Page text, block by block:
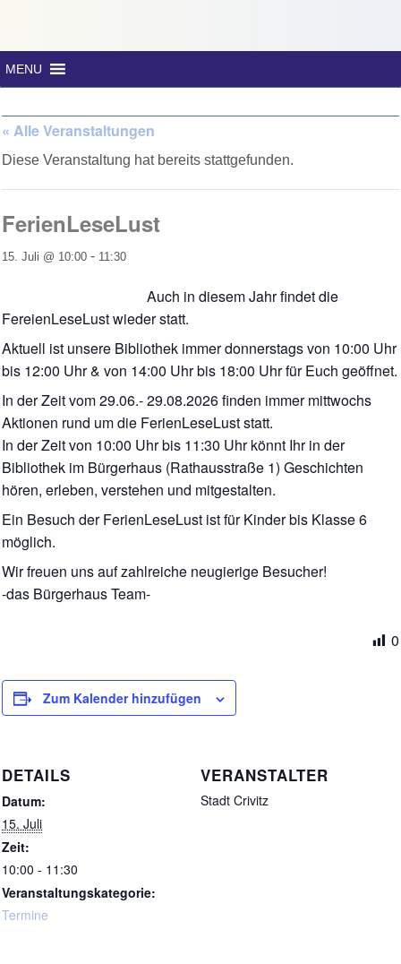
MENU
« Alle Veranstaltungen
Diese Veranstaltung hat bereits stattgefunden.
FerienLeseLust
15. Juli @ 10:00 - 11:30
Auch in diesem Jahr findet die
FereienLeseLust wieder statt.
Aktuell ist unsere Bibliothek immer donnerstags von 10:00 Uhr
bis 12:00 Uhr & von 14:00 Uhr bis 18:00 Uhr für Euch geöffnet.
In der Zeit vom 29.06.- 29.08.2026 finden immer mittwochs
Aktionen rund um die FerienLeseLust statt.
In der Zeit von 10:00 Uhr bis 11:30 Uhr könnt Ihr in der
Bibliothek im Bürgerhaus (Rathausstraße 1) Geschichten
hören, erleben, verstehen und mitgestalten.
Ein Besuch der FerienLeseLust ist für Kinder bis Klasse 6
möglich.
Wir freuen uns auf zahlreiche neugierige Besucher!
-das Bürgerhaus Team-
0
Zum Kalender hinzufügen
DETAILS
Datum:
15. Juli
Zeit:
10:00 - 11:30
Veranstaltungskategorie:
Termine
VERANSTALTER
Stadt Crivitz